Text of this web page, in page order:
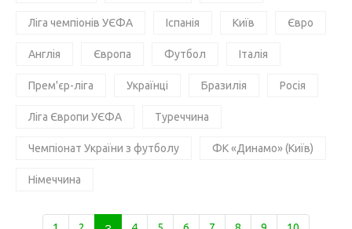
Ліга чемпіонів УЄФА Іспанія Київ Євро
Англія Європа Футбол Італія
Прем'єр-ліга Українці Бразилія Росія
Ліга Європи УЄФА Туреччина
Чемпіонат України з футболу ФК «Динамо» (Київ)
Німеччина